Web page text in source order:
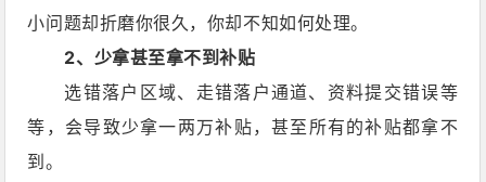
小问题却折磨你很久，你却不知如何处理。
2、少拿甚至拿不到补贴
选错落户区域、 走错落户通道、资料提交错误等
等，会导致少拿一两万补贴，甚至所有的补贴都拿不
到。